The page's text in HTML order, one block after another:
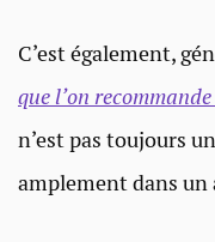
C’est également,
que l’on
n’est pas toujours
amplement dans un